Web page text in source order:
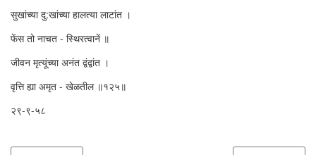
सुखांच्या दु:खांच्या हालत्या लाटांत ।
फेंस तो नाचत - स्थिरत्वानें ॥
जीवन मृत्यूंच्या अनंत द्वंद्वांत ।
वृत्ति ह्या अमृत - खेळतील ॥१२५॥
२९-९-५८